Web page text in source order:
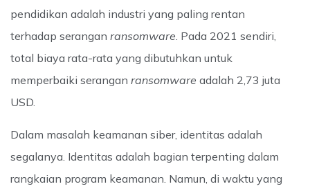
pendidikan adalah industri yang paling rentan
terhadap serangan ransomware. Pada 2021 sendiri,
total biaya rata-rata yang dibutuhkan untuk
memperbaiki serangan ransomware adalah 2,73 juta
USD.
Dalam masalah keamanan siber, identitas adalah
segalanya. Identitas adalah bagian terpenting dalam
rangkaian program keamanan. Namun, di waktu yang